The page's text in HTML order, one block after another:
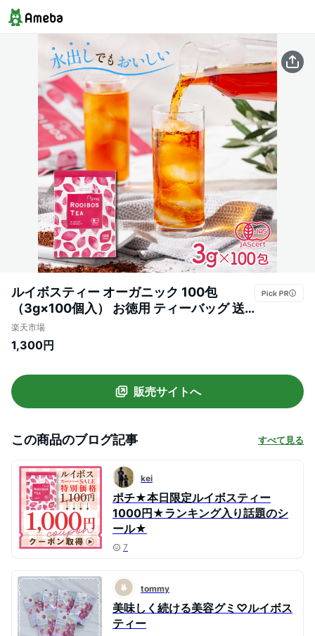
ルイボスティー オーガニック 100包
（3g×100個入） お徳用 ティーバッグ 送
料無料 水出し可 ／ 有機 ルイボス 健康茶
ティーパック ノンカフェイン お茶 3グラ
ト
楽天市場
1,300円
販売サイトへ
この商品のブログ記事 すべて見る
kei
ポチ★本日限定ルイボスティー
1000円★ランキング入り話題のシ
ール★
7
tommy
美味しく続ける美容グミ♡ルイボス
ティー